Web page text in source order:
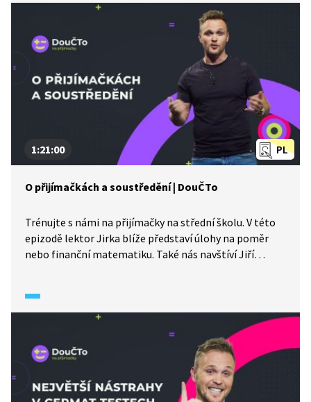
PL
1:21:00
O přijímačkách a soustředění | DouČTo
Trénujte s námi na přijímačky na střední školu. V této
epizodě lektor Jirka blíže představí úlohy na poměr
nebo finanční matematiku. Také nás navštíví Jiří